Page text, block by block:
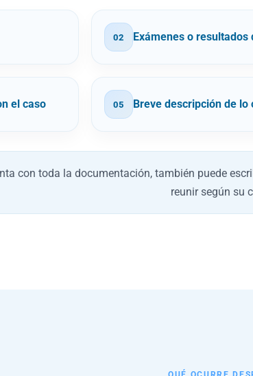
02 Exámenes o resultados
el caso 05 Breve descripción de lo
con toda la documentación, también puede
reunir según su